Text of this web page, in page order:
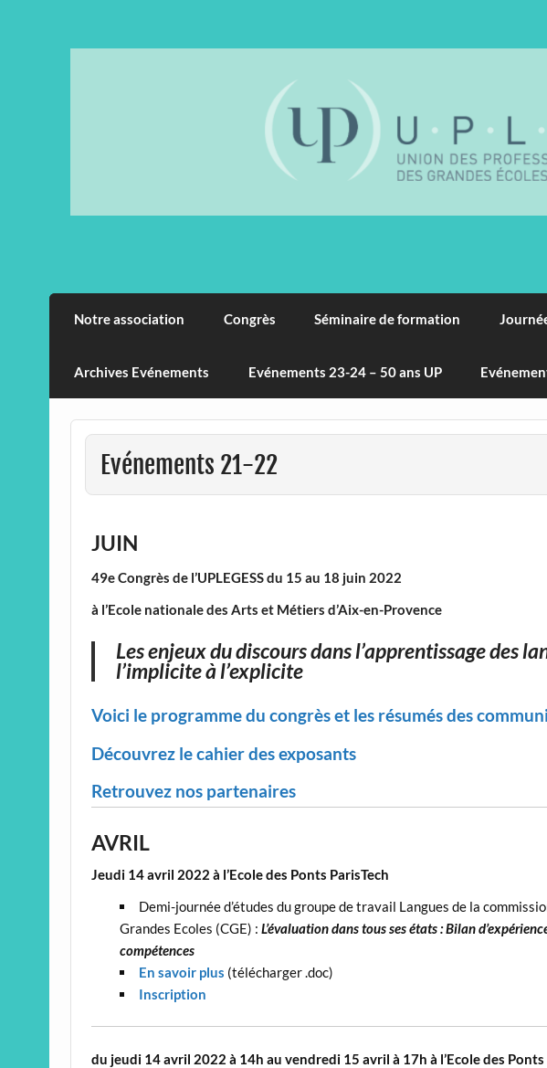
Notre association Congrès Séminaire de formation
Archives Evénements Evénements 23-24 – 50 ans UP
Evénements 21-22
JUIN
49e Congrès de l’UPLEGESS du 15 au 18 juin 2022
à l’Ecole nationale des Arts et Métiers d’Aix-en-Provence
Lesenjeux du discours dans l’apprentissage des
l’implicite à l’explicite
Voici le programme du congrès et les résumés des
Découvrez le cahier des exposants
Retrouvez nos partenaires
AVRIL
Jeudi 14 avril 2022 à l’Ecole des Ponts ParisTech
Demi-journée d’études du groupe de travail Langues de la
Grandes Ecoles (CGE) : L’évaluation dans tous ses états : Bilan
compétences
En savoir plus (télécharger .doc)
Inscription
du jeudi 14 avril 2022 à 14h au vendredi 15 avril à 17h à l’Ecole des Ponts